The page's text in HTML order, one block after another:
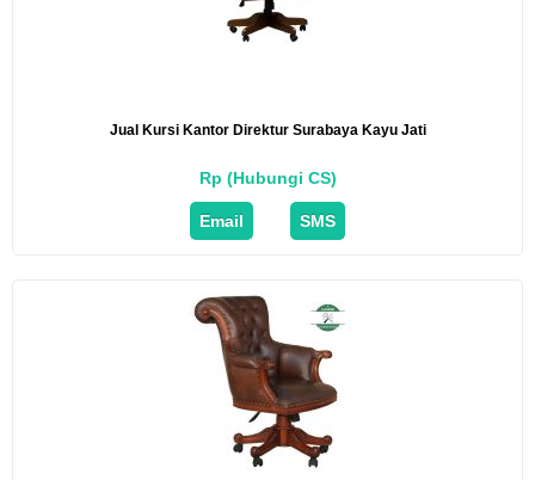
Jual Kursi Kantor Direktur Surabaya Kayu Jati
Rp (Hubungi CS)
Email SMS